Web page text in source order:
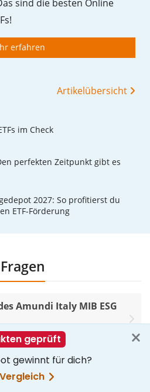
sind die besten Online
erfahren
Artikelübersicht
im Check
perfekten Zeitpunkt gibt es
2027: So profitierst du
ETF-Förderung
Amundi Italy MIB ESG
Amundi Italy MIB ESG